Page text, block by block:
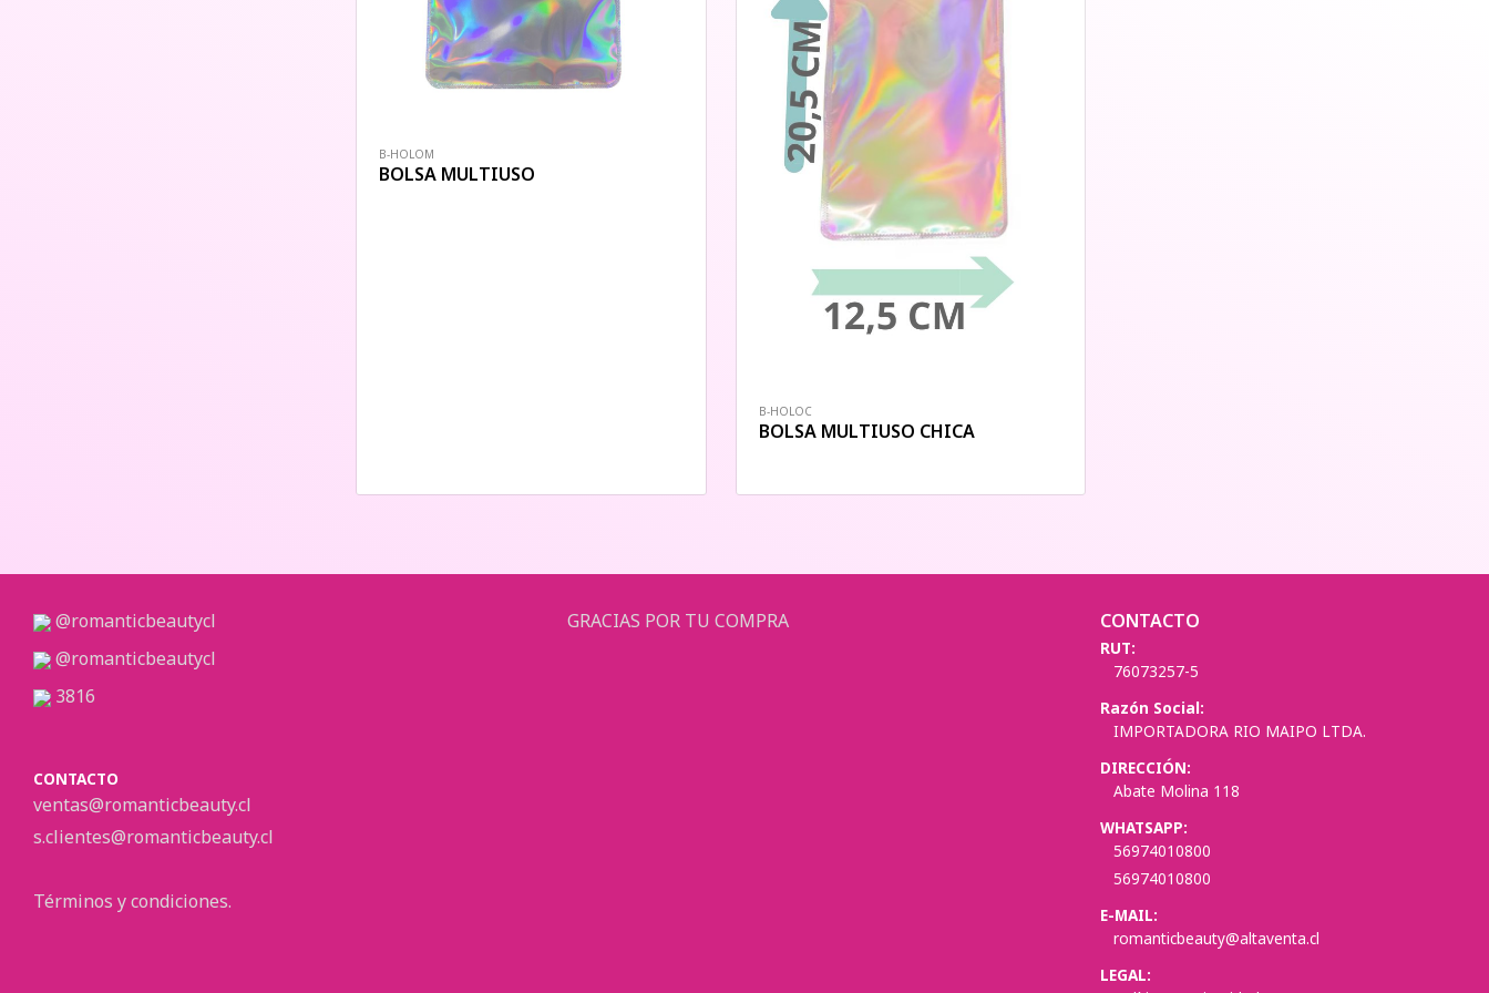
B-HOLOM
BOLSA MULTIUSO
B-HOLOC
BOLSA MULTIUSO CHICA
@romanticbeautycl
@romanticbeautycl
3816
CONTACTO
ventas@romanticbeauty.cl
s.clientes@romanticbeauty.cl
Términos y condiciones.
GRACIAS POR TU COMPRA CONTACTO
RUT:
76073257-5
Razón Social:
IMPORTADORA RIO MAIPO LTDA.
DIRECCIÓN:
Abate Molina 118
WHATSAPP:
56974010800
56974010800
E-MAIL:
romanticbeauty@altaventa.cl
LEGAL: